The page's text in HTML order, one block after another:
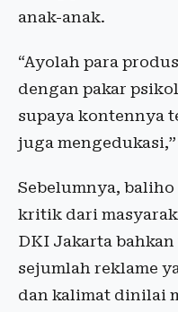
anak-anak.
“Ayolah para
dengan pakar
supaya kontennya
juga
Sebelumnya,
kritik dari
DKI Jakarta
sejumlah reklame
dan kalimat dinilai